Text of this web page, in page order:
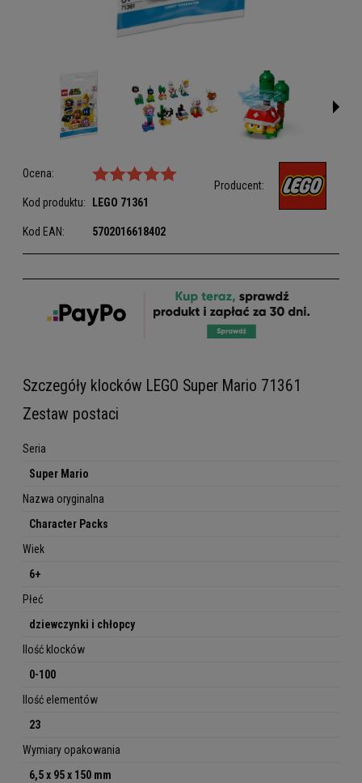
Ocena:
Kod produktu: LEGO 71361
Kod EAN: 5702016618402
Producent:
Szczegóły klocków LEGO Super Mario 71361
Zestaw postaci
Seria
Super Mario
Nazwa oryginalna
Character Packs
Wiek
6+
Płeć
dziewczynki i chłopcy
Ilość klocków
0-100
Ilość elementów
23
Wymiary opakowania
6,5 x 95 x 150 mm